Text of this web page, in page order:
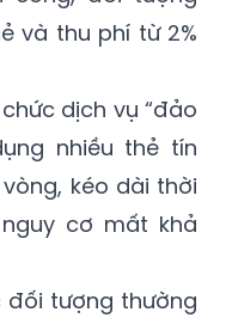
và thu phí từ 2%
dịch vụ “đảo
nhiều thẻ tín
kéo dài thời
cơ mất khả
tượng thường